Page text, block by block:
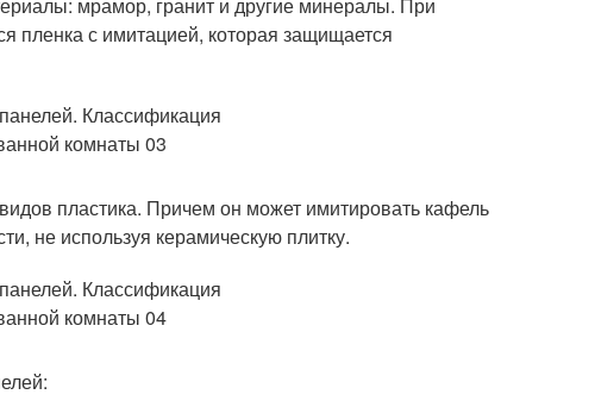
пленка с имитацией, которая защищается
пластика. Причем он может имитировать кафель
не используя керамическую плитку.